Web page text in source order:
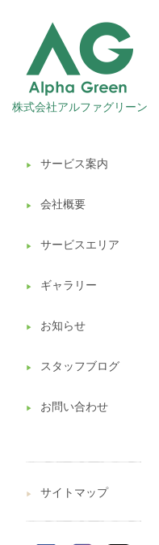
株式会社アルファグリーン
▶︎ サービス案内
▶︎ 会社概要
▶︎ サービスエリア
▶︎ ギャラリー
▶︎ お知らせ
▶︎ スタッフブログ
▶︎ お問い合わせ
観葉植物レンタル
壁面緑化
ギフト販売
造園ガーデニング
植木処分
▶︎ サイトマップ